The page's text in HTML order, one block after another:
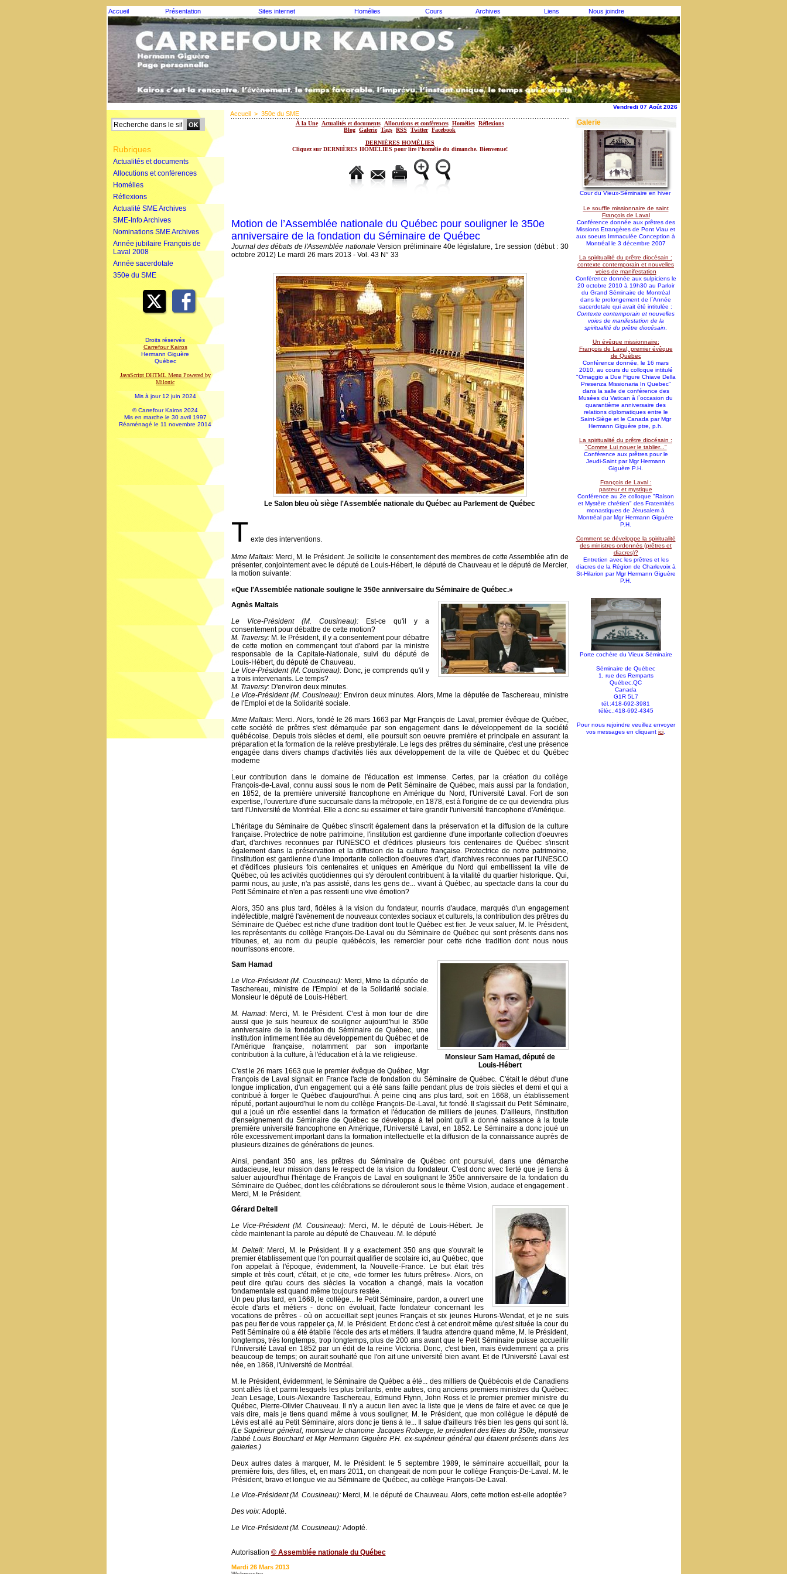
Accueil Présentation Sites internet Homélies Cours Archives Liens Nous joindre
Vendredi 07 Août 2026
Rubriques
Actualités et documents
Allocutions et conférences
Homélies
Réflexions
Actualité SME Archives
SME-Info Archives
Nominations SME Archives
Année jubilaire François de
Laval 2008
Année sacerdotale
350e du SME
Droits réservés
Carrefour Kairos
Hermann Giguère
Québec
JavaScript DHTML Menu Powered by
Milonic
Mis à jour 12 juin 2024
© Carrefour Kairos 2024
Mis en marche le 30 avril 1997
Réaménagé le 11 novembre 2014
Accueil > 350e du SME
À la Une Actualités et documents Allocutions et conférences Homélies Réflexions
Blog Galerie Tags RSS Twitter Facebook
DERNIÈRES HOMÉLIES
Cliquez sur DERNIÈRES HOMÉLIES pour lire l'homélie du dimanche. Bienvenue!
Motion de l’Assemblée nationale du Québec pour souligner le 350e
anniversaire de la fondation du Séminaire de Québec
Journal des débats de l'Assemblée nationaleVersion préliminaire 40e législature, 1re session (début : 30
octobre 2012) Le mardi 26 mars 2013 - Vol. 43 N° 33
Le Salon bleu où siège l'Assemblée nationale du Québec au Parlement de Québec
T exte des interventions.
Mme Maltais: Merci, M. le Président. Je sollicite le consentement des membres de cette Assemblée afin de
présenter, conjointement avec le député de Louis-Hébert, le député de Chauveau et le député de Mercier,
la motion suivante:
«Que l'Assemblée nationale souligne le 350e anniversaire du Séminaire de Québec.»
Agnès Maltais
Le Vice-Président (M. Cousineau):Est-ce qu'il y a
consentement pour débattre de cette motion?
M. Traversy:M. le Président, il y a consentement pour débattre
de cette motion en commençant tout d'abord par la ministre
responsable de la Capitale-Nationale, suivi du député de
Louis-Hébert, du député de Chauveau.
Le Vice-Président (M. Cousineau): Donc, je comprends qu'il y
a trois intervenants. Le temps?
M. Traversy: D'environ deux minutes.
Le Vice-Président (M. Cousineau): Environ deux minutes. Alors, Mme la députée de Taschereau, ministre
de l'Emploi et de la Solidarité sociale.
Mme Maltais: Merci. Alors, fondé le 26 mars 1663 par Mgr François de Laval, premier évêque de Québec,
cette société de prêtres s'est démarquée par son engagement dans le développement de la société
québécoise. Depuis trois siècles et demi, elle poursuit son oeuvre première et principale en assurant la
préparation et la formation de la relève presbytérale. Le legs des prêtres du séminaire, c'est une présence
engagée dans divers champs d'activités liés aux développement de la ville de Québec et du Québec
moderne
.
Leur contribution dans le domaine de l'éducation est immense. Certes, par la création du collège
François-de-Laval, connu aussi sous le nom de Petit Séminaire de Québec, mais aussi par la fondation,
en 1852, de la première université francophone en Amérique du Nord, l'Université Laval. Fort de son
expertise, l'ouverture d'une succursale dans la métropole, en 1878, est à l'origine de ce qui deviendra plus
tard l'Université de Montréal. Elle a donc su essaimer et faire grandir l'université francophone d'Amérique.
L'héritage du Séminaire de Québec s'inscrit également dans la préservation et la diffusion de la culture
française. Protectrice de notre patrimoine, l'institution est gardienne d'une importante collection d'oeuvres
d'art, d'archives reconnues par l'UNESCO et d'édifices plusieurs fois centenaires de Québec s'inscrit
également dans la préservation et la diffusion de la culture française. Protectrice de notre patrimoine,
l'institution est gardienne d'une importante collection d'oeuvres d'art, d'archives reconnues par l'UNESCO
et d'édifices plusieurs fois centenaires et uniques en Amérique du Nord qui embellissent la ville de
Québec, où les activités quotidiennes qui s'y déroulent contribuent à la vitalité du quartier historique. Qui,
parmi nous, au juste, n'a pas assisté, dans les gens de... vivant à Québec, au spectacle dans la cour du
Petit Séminaire et n'en a pas ressenti une vive émotion?
Alors, 350 ans plus tard, fidèles à la vision du fondateur, nourris d'audace, marqués d'un engagement
indéfectible, malgré l'avènement de nouveaux contextes sociaux et culturels, la contribution des prêtres du
Séminaire de Québec est riche d'une tradition dont tout le Québec est fier. Je veux saluer, M. le Président,
les représentants du collège François-De-Laval ou du Séminaire de Québec qui sont présents dans nos
tribunes, et, au nom du peuple québécois, les remercier pour cette riche tradition dont nous nous
nourrissons encore.
Monsieur Sam Hamad, député de
Louis-Hébert
Sam Hamad
Le Vice-Président (M. Cousineau):Merci, Mme la députée de
Taschereau, ministre de l'Emploi et de la Solidarité sociale.
Monsieur le député de Louis-Hébert.
M. Hamad: Merci, M. le Président. C'est à mon tour de dire
aussi que je suis heureux de souligner aujourd'hui le 350e
anniversaire de la fondation du Séminaire de Québec, une
institution intimement liée au développement du Québec et de
l'Amérique française, notamment par son importante
contribution à la culture, à l'éducation et à la vie religieuse.
C'est le 26 mars 1663 que le premier évêque de Québec, Mgr
François de Laval signait en France l'acte de fondation du Séminaire de Québec. C'était le début d'une
longue implication, d'un engagement qui a été sans faille pendant plus de trois siècles et demi et qui a
contribué à forger le Québec d'aujourd'hui. À peine cinq ans plus tard, soit en 1668, un établissement
réputé, portant aujourd'hui le nom du collège François-De-Laval, fut fondé. Il s'agissait du Petit Séminaire,
qui a joué un rôle essentiel dans la formation et l'éducation de milliers de jeunes. D'ailleurs, l'institution
d'enseignement du Séminaire de Québec se développa à tel point qu'il a donné naissance à la toute
première université francophone en Amérique, l'Université Laval, en 1852. Le Séminaire a donc joué un
rôle excessivement important dans la formation intellectuelle et la diffusion de la connaissance auprès de
plusieurs dizaines de générations de jeunes.
Ainsi, pendant 350 ans, les prêtres du Séminaire de Québec ont poursuivi, dans une démarche
audacieuse, leur mission dans le respect de la vision du fondateur. C'est donc avec fierté que je tiens à
saluer aujourd'hui l'héritage de François de Laval en soulignant le 350e anniversaire de la fondation du
Séminaire de Québec, dont les célébrations se dérouleront sous le thème Vision, audace et engagement .
Merci, M. le Président.
Gérard Deltell
Le Vice-Président (M. Cousineau): Merci, M. le député de Louis-Hébert. Je
cède maintenant la parole au député de Chauveau. M. le député
.
M. Deltell:Merci, M. le Président. Il y a exactement 350 ans que s'ouvrait le
premier établissement que l'on pourrait qualifier de scolaire ici, au Québec, que
l'on appelait à l'époque, évidemment, la Nouvelle-France. Le but était très
simple et très court, c'était, et je cite, «de former les futurs prêtres». Alors, on
peut dire qu'au cours des siècles la vocation a changé, mais la vocation
fondamentale est quand même toujours restée.
Un peu plus tard, en 1668, le collège... le Petit Séminaire, pardon, a ouvert une
école d'arts et métiers - donc on évoluait, l'acte fondateur concernant les
vocations de prêtres - où on accueillait sept jeunes Français et six jeunes Hurons-Wendat, et je ne suis
pas peu fier de vous rappeler ça, M. le Président. Et donc c'est à cet endroit même qu'est située la cour du
Petit Séminaire où a été établie l'école des arts et métiers. Il faudra attendre quand même, M. le Président,
longtemps, très longtemps, trop longtemps, plus de 200 ans avant que le Petit Séminaire puisse accueillir
l'Université Laval en 1852 par un édit de la reine Victoria. Donc, c'est bien, mais évidemment ça a pris
beaucoup de temps; on aurait souhaité que l'on ait une université bien avant. Et de l'Université Laval est
née, en 1868, l'Université de Montréal.
M. le Président, évidemment, le Séminaire de Québec a été... des milliers de Québécois et de Canadiens
sont allés là et parmi lesquels les plus brillants, entre autres, cinq anciens premiers ministres du Québec:
Jean Lesage, Louis-Alexandre Taschereau, Edmund Flynn, John Ross et le premier premier ministre du
Québec, Pierre-Olivier Chauveau. Il n'y a aucun lien avec la liste que je viens de faire et avec ce que je
vais dire, mais je tiens quand même à vous souligner, M. le Président, que mon collègue le député de
Lévis est allé au Petit Séminaire, alors donc je tiens à le... Il salue d'ailleurs très bien les gens qui sont là.
(Le Supérieur général, monsieur le chanoine Jacques Roberge, le président des fêtes du 350e, monsieur
l'abbé Louis Bouchard et Mgr Hermann Giguère P.H. ex-supérieur général qui étaient présents dans les
galeries.)
Deux autres dates à marquer, M. le Président: le 5 septembre 1989, le séminaire accueillait, pour la
première fois, des filles, et, en mars 2011, on changeait de nom pour le collège François-De-Laval. M. le
Président, bravo et longue vie au Séminaire de Québec, au collège François-De-Laval.
Le Vice-Président (M. Cousineau): Merci, M. le député de Chauveau. Alors, cette motion est-elle adoptée?
Des voix:Adopté.
Le Vice-Président (M. Cousineau): Adopté.
Autorisation © Assemblée nationale du Québec
Mardi 26 Mars 2013
Galerie
Cour du Vieux-Séminaire en hiver
Le souffle missionnaire de saint
François de Laval
Conférence donnée aux prêtres des
Missions Etrangères de Pont Viau et
aux soeurs Immaculée Conception à
Montréal le 3 décembre 2007
La spiritualité du prêtre diocésain :
contexte contemporain et nouvelles
voies de manifestation
Conférence donnée aux sulpiciens le
20 octobre 2010 à 19h30 au Parloir
du Grand Séminaire de Montréal
dans le prolongement de l`Année
sacerdotale qui avait été intitulée :
Contexte contemporain et nouvelles
voies de manifestation de la
spiritualité du prêtre diocésain
Un évêque missionnaire:
François de Laval, premier évêque
de Québec
Conférence donnée, le 16 mars
2010, au cours du colloque intitulé
"Omaggio a Due Figure Chiave Della
Presenza Missionaria In Quebec"
dans la salle de conférence des
Musées du Vatican à l`occasion du
quarantième anniversaire des
relations diplomatiques entre le
Saint-Siège et le Canada par Mgr
Hermann Giguère ptre, p.h.
La spiritualité du prêtre diocésain :
"Comme Lui nouer le tablier..."
Conférence aux prêtres pour le
Jeudi-Saint par Mgr Hermann
Giguère P.H.
François de Laval :
pasteur et mystique
Conférence au 2e colloque "Raison
et Mystère chrétien" des Fraternités
monastiques de Jérusalem à
Montréal par Mgr Hermann Giguère
P.H.
Comment se développe la spiritualité
des ministres ordonnés (prêtres et
diacres)?
Entretien avec les prêtres et les
diacres de la Région de Charlevoix à
St-Hilarion par Mgr Hermann Giguère
P.H.
Porte cochère du Vieux Séminaire
Séminaire de Québec
1, rue des Remparts
Québec,QC
Canada
G1R 5L7
tél.:418-692-3981
téléc.:418-692-4345
Pour nous rejoindre veuillez envoyer
vos messages en cliquant ici